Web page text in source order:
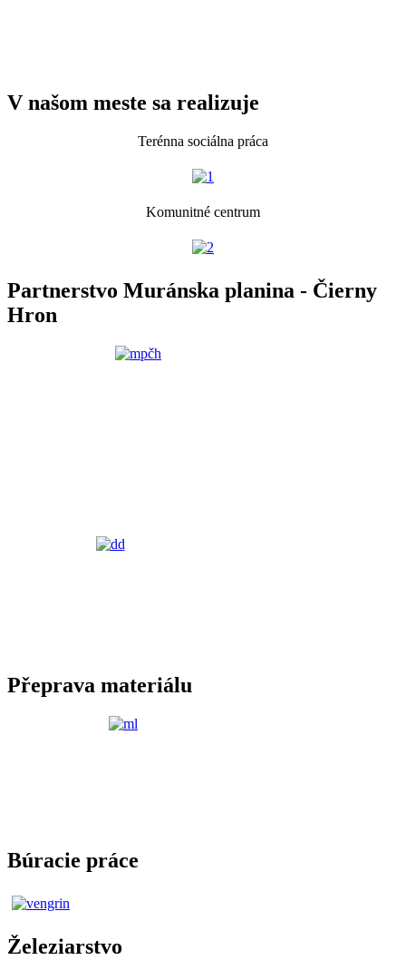
V našom meste sa realizuje
Terénna sociálna práca
Komunitné centrum
Partnerstvo Muránska planina - Čierny
Hron
Přeprava materiálu
Búracie práce
Železiarstvo